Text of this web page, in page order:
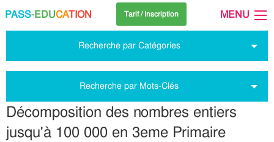
PASS-EDUCATION Tarif / Inscription MENU
Recherche par Catégories
Recherche par Mots-Clés
Décomposition des nombres entiers
jusqu'à 100 000 en 3eme Primaire